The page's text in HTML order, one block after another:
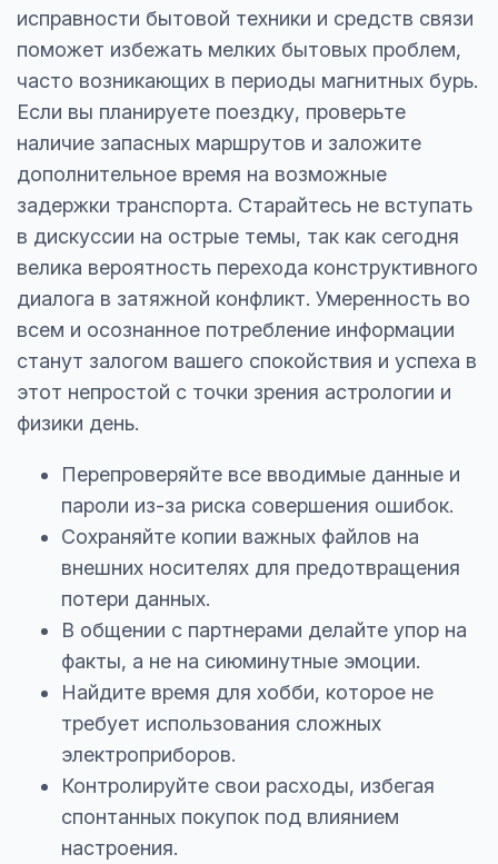
исправности бытовой техники и средств связи
поможет избежать мелких бытовых проблем,
часто возникающих в периоды магнитных бурь.
Если вы планируете поездку, проверьте
наличие запасных маршрутов и заложите
дополнительное время на возможные
задержки транспорта. Старайтесь не вступать
в дискуссии на острые темы, так как сегодня
велика вероятность перехода конструктивного
диалога в затяжной конфликт. Умеренность во
всем и осознанное потребление информации
станут залогом вашего спокойствия и успеха в
этот непростой с точки зрения астрологии и
физики день.
Перепроверяйте все вводимые данные и
пароли из-за риска совершения ошибок.
Сохраняйте копии важных файлов на
внешних носителях для предотвращения
потери данных.
В общении с партнерами делайте упор на
факты, а не на сиюминутные эмоции.
Найдите время для хобби, которое не
требует использования сложных
электроприборов.
Контролируйте свои расходы, избегая
спонтанных покупок под влиянием
настроения.